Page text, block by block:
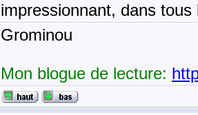
impressionnant, dans tous
Grominou
Mon blogue de lecture: